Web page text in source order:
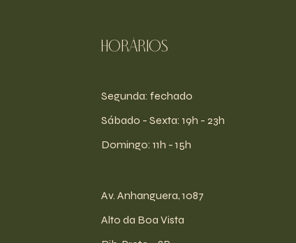
Horários
Segunda: fechado
​​Sábado - Sexta: 19h - 23h
​Domingo: 11h - 15h
Av. Anhanguera, 1087
Alto da Boa Vista